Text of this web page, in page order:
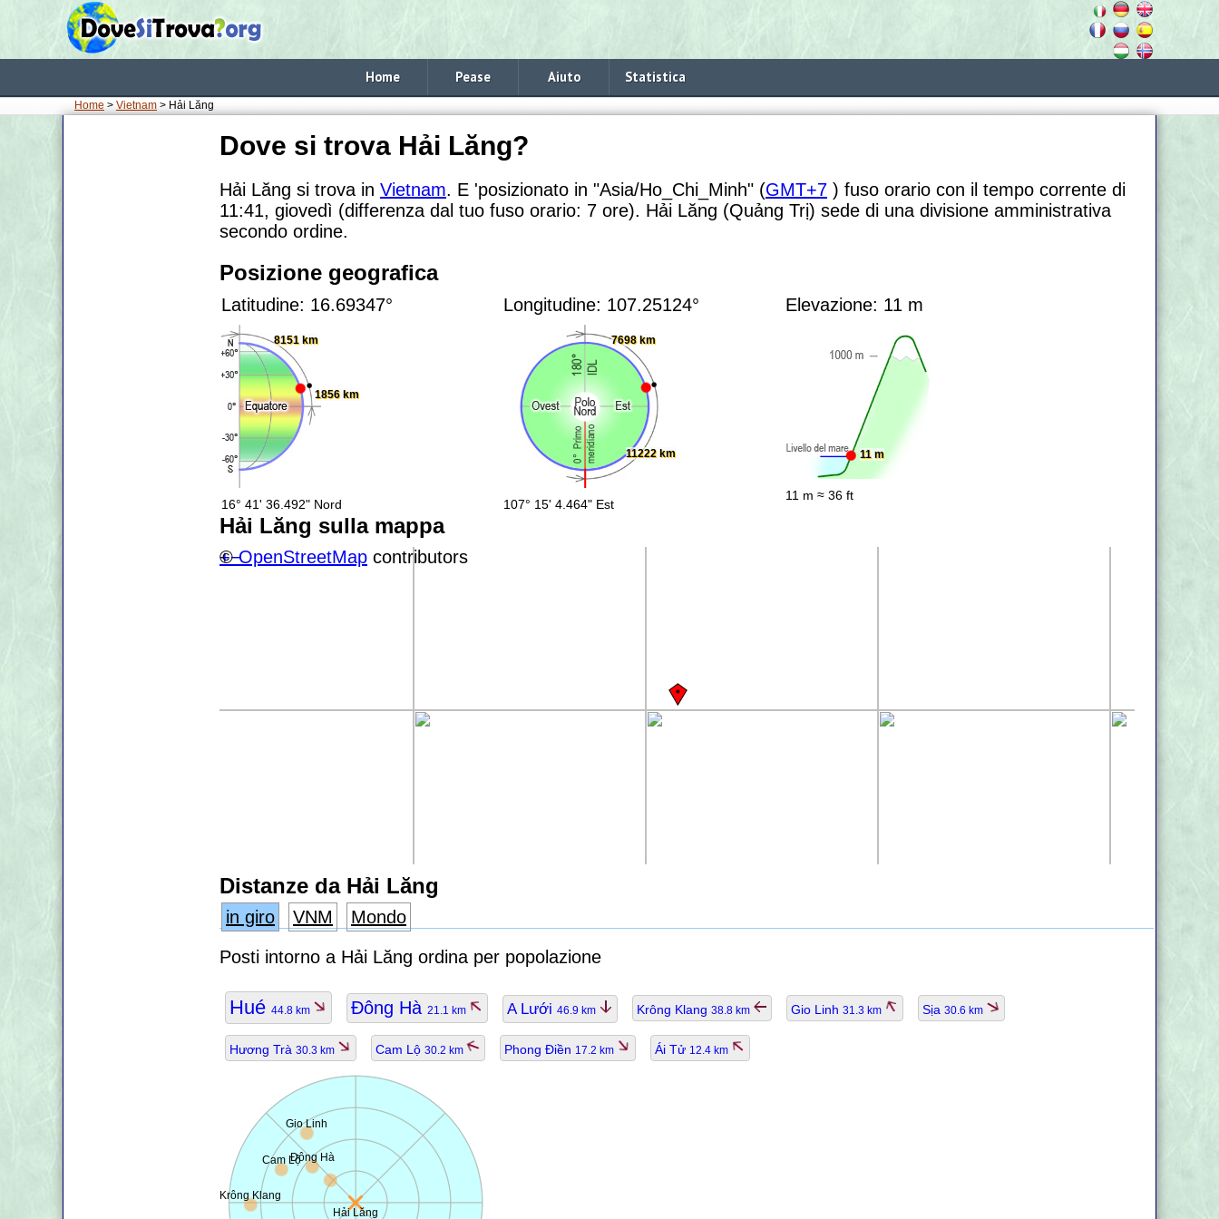
Home Pease Aiuto Statistica
Home > Vietnam > Hải Lăng
Dove si trova Hải Lăng?
Hải Lăng si trova in Vietnam. E 'posizionato in "Asia/Ho_Chi_Minh" (GMT+7 ) fuso orario con il tempo corrente di
11:41, giovedì (differenza dal tuo fuso orario: 7 ore). Hải Lăng (Quảng Trị) sede di una divisione amministrativa
secondo ordine.
Posizione geografica
Latitudine: 16.69347°
8151 km
1856 km
16° 41' 36.492" Nord
Longitudine: 107.25124°
11222 km
7698 km
107° 15' 4.464" Est
Elevazione: 11 m
11 m
11 m ≈ 36 ft
Hải Lăng sulla mappa
+−
©OpenStreetMap contributors
Distanze da Hải Lăng
in giro VNM
Mondo
Posti intorno a Hải Lăng ordina per popolazione
Hué 44.8 km Ðông Hà 21.1 km A Lưới 46.9 km Krông Klang 38.8 km Gio Linh 31.3 km Sịa 30.6 km
Hương Trà 30.3 km Cam Lộ 30.2 km Phong Điền 17.2 km Ái Tử 12.4 km
Hải Lăng
Ðông Hà
Krông Klang
Gio Linh
Cam Lộ